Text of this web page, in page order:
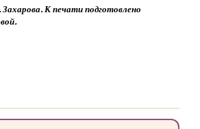
К печати подготовлено